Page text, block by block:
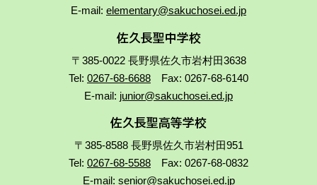
E-mail: elementary@sakuchosei.ed.jp
佐久長聖中学校
〒385-0022 長野県佐久市岩村田3638
Tel: 0267-68-6688 Fax: 0267-68-6140
E-mail: junior@sakuchosei.ed.jp
佐久長聖高等学校
〒385-8588 長野県佐久市岩村田951
Tel: 0267-68-5588 Fax: 0267-68-0832
E-mail: senior@sakuchosei.ed.jp